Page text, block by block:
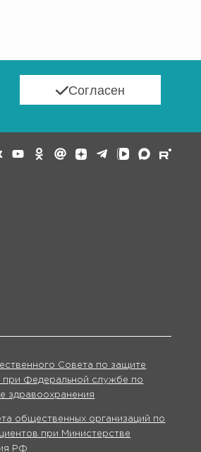
Согласен
Совета по защите
при Федеральной службе по
здравоохранения
общественных организаций по
при Министерстве
РФ